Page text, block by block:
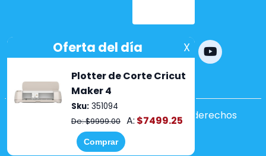
Powered bynopCommerce
Copyright ©2026 Lumen. Todos los derechos
reservados.